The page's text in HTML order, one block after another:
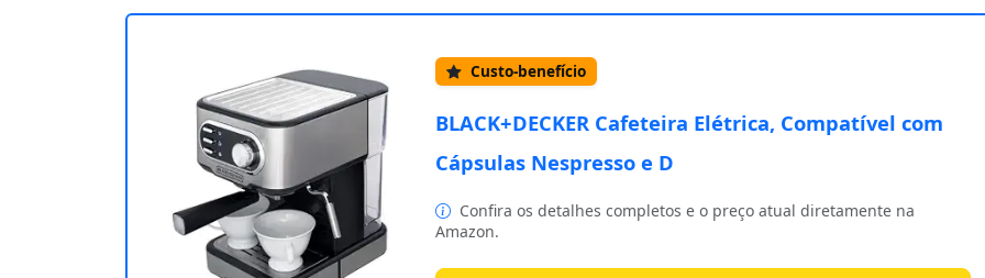
Custo-benefício
BLACK+DECKER Cafeteira Elétrica, Compatível com
Cápsulas Nespresso e D
Confira os detalhes completos e o preço atual diretamente na
Amazon.